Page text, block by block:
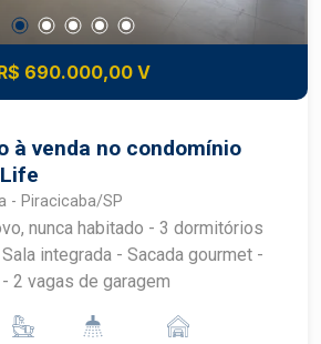
690.000,00 V
à venda no condomínio
- Piracicaba/SP
habitado - 3 dormitórios
integrada - Sacada gourmet -
2 vagas de garagem